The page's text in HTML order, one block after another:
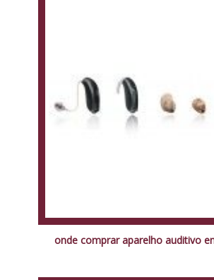
onde comprar aparelho auditivo